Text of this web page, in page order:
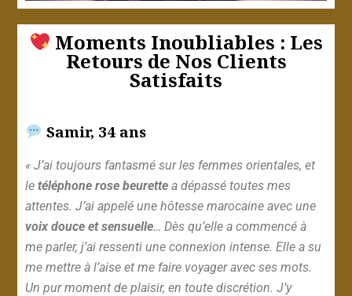
Moments Inoubliables : Les
Retours de Nos Clients
Satisfaits
Samir, 34 ans
« J’ai toujours fantasmé sur les femmes orientales, et
letéléphone rose beurette a dépassé toutes mes
attentes. J’ai appelé une hôtesse marocaine avec une
voix douce et sensuelle… Dès qu’elle a commencé à
me parler, j’ai ressenti une connexion intense. Elle a su
me mettre à l’aise et me faire voyager avec ses mots.
Un pur moment de plaisir, en toute discrétion. J’y